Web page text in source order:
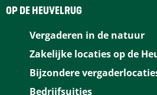
OP DE HEUVELRUG
Vergaderen in de natuur
Zakelijke locaties op de
Bijzondere
Bedrijfsuitjes